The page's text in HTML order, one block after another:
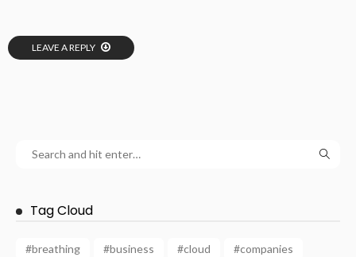
LEAVE A REPLY
Tag Cloud
#breathing #business #cloud
#companies